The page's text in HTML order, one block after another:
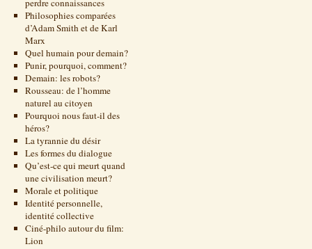
perdre connaissances
Philosophies comparées
d’Adam Smith et de Karl
Marx
Quel humain pour demain?
Punir, pourquoi, comment?
Demain: les robots?
Rousseau: de l’homme
naturel au citoyen
Pourquoi nous faut-il des
héros?
La tyrannie du désir
Les formes du dialogue
Qu’est-ce qui meurt quand
une civilisation meurt?
Morale et politique
Identité personnelle,
identité collective
Ciné-philo autour du film:
Lion